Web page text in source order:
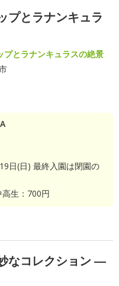
プとラナンキュラ
プとラナンキュラスの絶景
日(日) 最終入園は閉園の
生：700円
なコレクション ―